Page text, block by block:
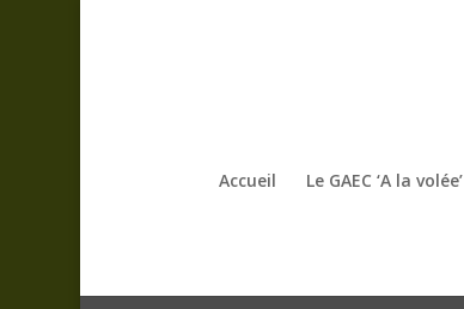
Accueil Le GAEC ‘A la volée’